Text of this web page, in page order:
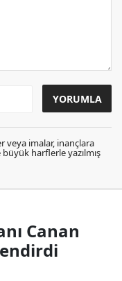
veya imalar, inançlara
büyük harflerle yazılmış
Canan